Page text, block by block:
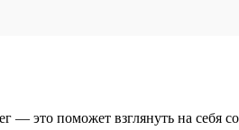
— это поможет взглянуть на себя